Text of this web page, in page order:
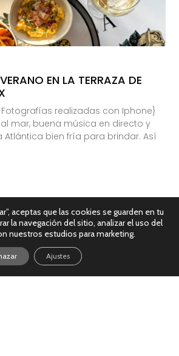
EN LA TERRAZA DE
Fotografías realizadas con Iphone}
mar, buena música en directo y
Atlántica bien fría para brindar. Así
aceptas que las cookies se guarden en tu
la navegación del sitio, analizar el uso del
nuestros estudios para marketing.
Ajustes